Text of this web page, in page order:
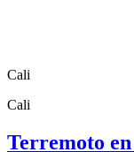
Cali
Cali
Terremoto